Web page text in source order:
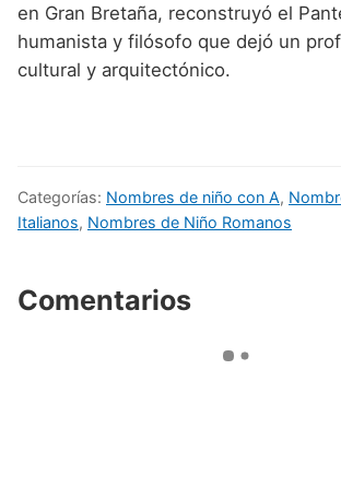
en Gran Bretaña, reconstruyó el
humanista y filósofo que dejó un
cultural y arquitectónico.
Categorías: Nombres de niño con A,
Italianos, Nombres de Niño Romanos
Comentarios